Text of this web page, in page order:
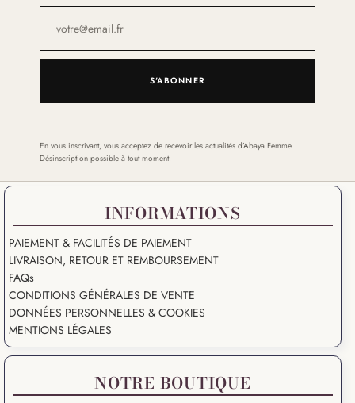
S'ABONNER
En vous inscrivant, vous acceptez de recevoir les actualités d’Abaya Femme.
Désinscription possible à tout moment.
INFORMATIONS
PAIEMENT & FACILITÉS DE PAIEMENT
LIVRAISON, RETOUR ET REMBOURSEMENT
FAQs
CONDITIONS GÉNÉRALES DE VENTE
DONNÉES PERSONNELLES & COOKIES
MENTIONS LÉGALES
NOTRE BOUTIQUE